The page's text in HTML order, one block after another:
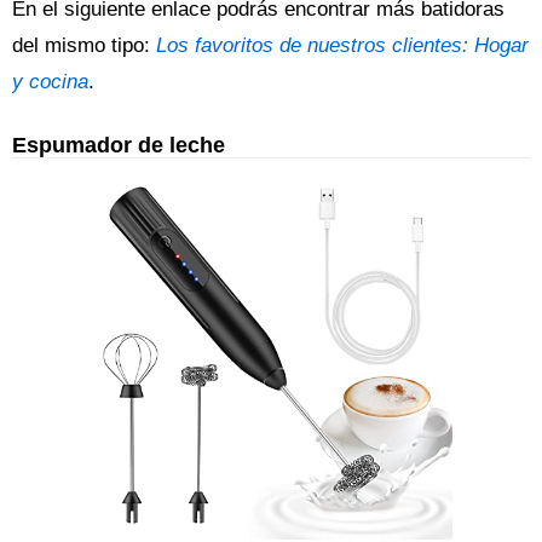
En el siguiente enlace podrás encontrar más batidoras
del mismo tipo: Los favoritos de nuestros clientes: Hogar
y cocina.
Espumador de leche